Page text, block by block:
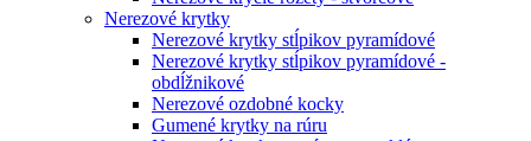
Nerezové krytky
Nerezové krytky stĺpikov pyramídové
Nerezové krytky stĺpikov pyramídové -
obdĺžnikové
Nerezové ozdobné kocky
Gumené krytky na rúru